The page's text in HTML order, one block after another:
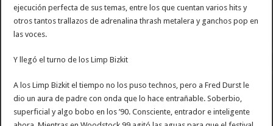
ejecución perfecta de sus temas, entre los que cuentan varios hits y
otros tantos trallazos de adrenalina thrash metalera y ganchos pop en
las voces.
Y llegó el turno de los Limp Bizkit
A los Limp Bizkit el tiempo no los puso technos, pero a Fred Durst le
dio un aura de padre con onda que lo hace entrañable. Soberbio,
superficial y algo bobo en los ’90. Consciente, entrador e inteligente